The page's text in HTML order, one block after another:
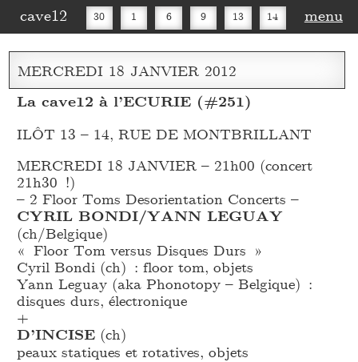
cave12 30 1 6 9 13 14
16 20 27 30
menu
MERCREDI 18 JANVIER 2012
La cave12 à l’ECURIE (#251)
ILÔT 13 – 14, RUE DE MONTBRILLANT
MERCREDI 18 JANVIER – 21h00 (concert
21h30 !)
– 2 Floor Toms Desorientation Concerts –
CYRIL BONDI/YANN LEGUAY
(ch/Belgique)
« Floor Tom versus Disques Durs »
Cyril Bondi (ch) : floor tom, objets
Yann Leguay (aka Phonotopy – Belgique) :
disques durs, électronique
+
D’INCISE (ch)
peaux statiques et rotatives, objets